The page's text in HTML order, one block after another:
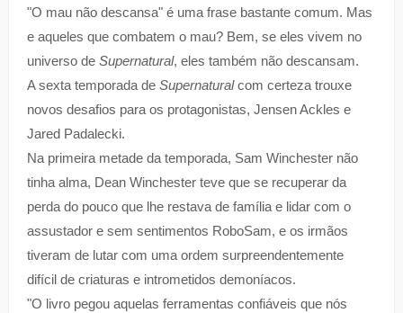
"O mau não descansa" é uma frase bastante comum. Mas
e aqueles que combatem o mau? Bem, se eles vivem no
universo de Supernatural, eles também não descansam.
A sexta temporada de Supernaturalcom certeza trouxe
novos desafios para os protagonistas, Jensen Ackles e
Jared Padalecki.
Na primeira metade da temporada, Sam Winchester não
tinha alma, Dean Winchester teve que se recuperar da
perda do pouco que lhe restava de família e lidar com o
assustador e sem sentimentos RoboSam, e os irmãos
tiveram de lutar com uma ordem surpreendentemente
difícil de criaturas e intrometidos demoníacos.
"O livro pegou aquelas ferramentas confiáveis que nós